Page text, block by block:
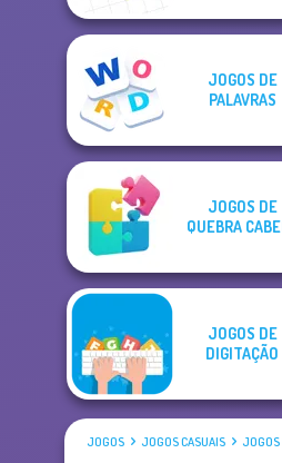
JOGOS DE
PALAVRAS
JOGOS DE
QUEBRA
JOGOS DE
DIGITAÇÃO
JOGOS JOGOS CASUAIS JOGOS